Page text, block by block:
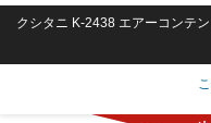
クシタニ K-2438 エアーコンテ